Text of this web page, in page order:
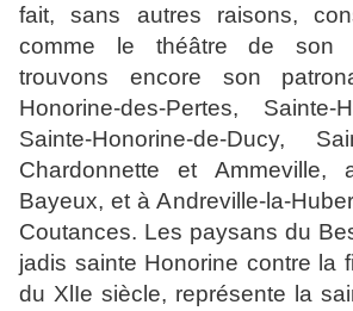
fait, sans autres raisons,
comme le théâtre de son
trouvons encore son
Honorine-des-Pertes, Sainte-
Sainte-Honorine-de-Ducy,
Chardonnette et Ammeville,
Bayeux, et à Andreville-la-
Coutances. Les paysans du
jadis sainte Honorine contre la
du XlIe siècle, représente la